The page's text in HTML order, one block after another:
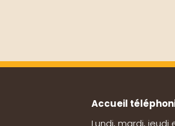
Accueil
Lundi, mardi, jeudi